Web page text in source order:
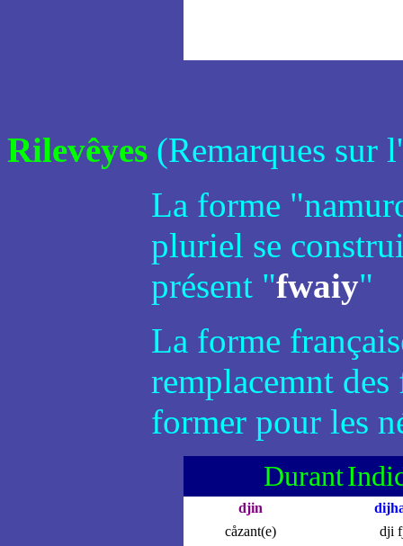
Rilevêyes (Remarques sur
La forme
pluriel se
présent "fwaiy"
La forme
remplacemnt
former pour les
Durant
djin
cåzant(e)
dji